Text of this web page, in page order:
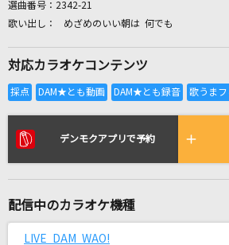
全国りれき
リアルタイムで歌われている
女の愛想は武器じゃない
選曲番号： 2342-21
めざめのいい朝は 何でも
対応カラオケコンテンツ
デンモクアプリで予約
配信中のカラオケ機種
LIVE DAM WAO!